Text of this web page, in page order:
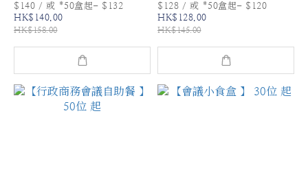
$140 / 或 *50盒起- $132
HK$140.00
HK$158.00
$128 / 或 *50盒起- $120
HK$128.00
HK$145.00